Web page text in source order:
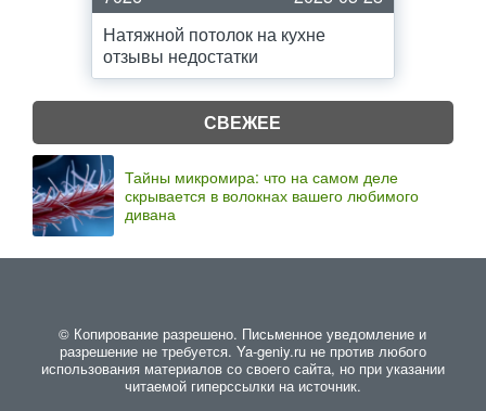
Натяжной потолок на кухне
отзывы недостатки
СВЕЖЕЕ
Тайны микромира: что на самом деле
скрывается в волокнах вашего любимого
дивана
© Копирование разрешено. Письменное уведомление и
разрешение не требуется. Ya-geniy.ru не против любого
использования материалов со своего сайта, но при указании
читаемой гиперссылки на источник.